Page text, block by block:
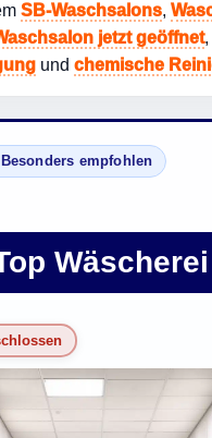
SB-Waschsalons,
jetzt geöffnet,
und chemische
Besonders empfohlen
Wäscherei